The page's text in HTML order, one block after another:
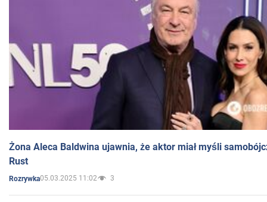
Żona Aleca Baldwina ujawnia, że aktor miał myśli
Rust
Rozrywka05.03.2025 11:02 3